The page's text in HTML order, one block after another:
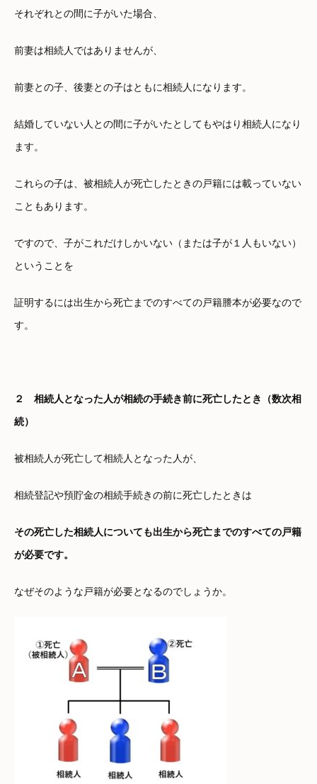
それぞれとの間に子がいた場合、
前妻は相続人ではありませんが、
前妻との子、後妻との子はともに相続人になります。
結婚していない人との間に子がいたとしてもやはり相続人になり
ます。
これらの子は、被相続人が死亡したときの戸籍には載っていない
こともあります。
ですので、子がこれだけしかいない（または子が１人もいない）
ということを
証明するには出生から死亡までのすべての戸籍謄本が必要なので
す。
２ 相続人となった人が相続の手続き前に死亡したとき（数次相
続）
被相続人が死亡して相続人となった人が、
相続登記や預貯金の相続手続きの前に死亡したときは
その死亡した相続人についても出生から死亡までのすべての戸籍
が必要です。
なぜそのような戸籍が必要となるのでしょうか。